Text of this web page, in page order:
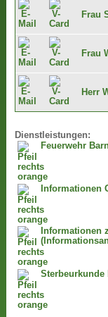
Frau
Frau
Herr
Dienstleistungen:
Feuerwehr
Informationen
Informationen
Sterbeurkunde